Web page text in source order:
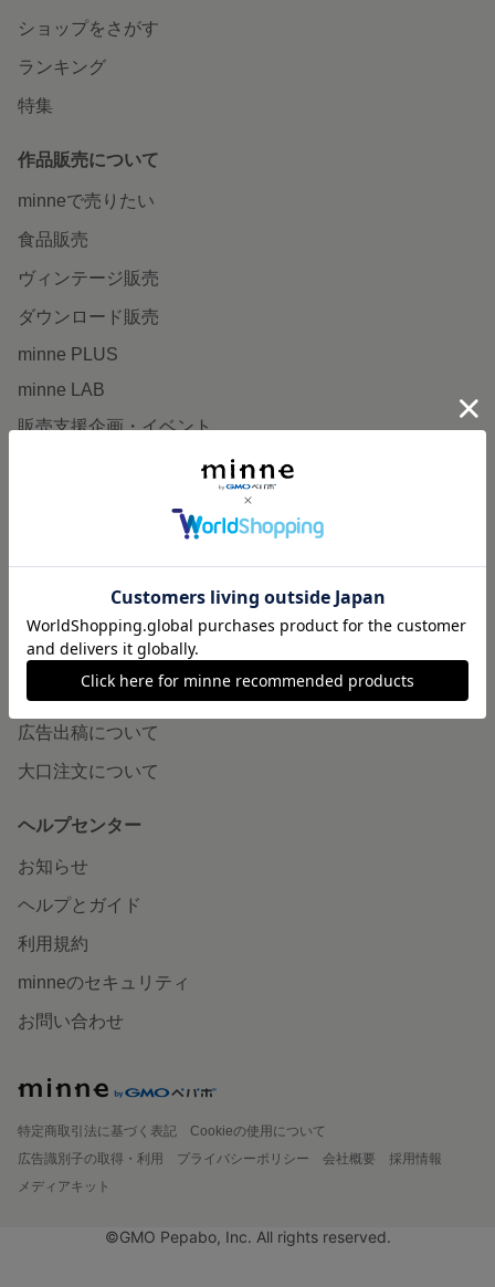
ショップをさがす
ランキング
特集
作品販売について
minneで売りたい
食品販売
ヴィンテージ販売
ダウンロード販売
minne PLUS
minne LAB
販売支援企画・イベント
minneとものづくりと
minneの本
企業の方へ
広告出稿について
大口注文について
ヘルプセンター
お知らせ
ヘルプとガイド
利用規約
minneのセキュリティ
お問い合わせ
特定商取引法に基づく表記
Cookieの使用について
広告識別子の取得・利用
プライバシーポリシー 会社概要
採用情報
メディアキット
©GMO Pepabo, Inc. All rights reserved.